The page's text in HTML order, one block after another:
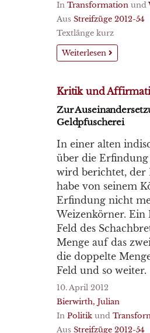
In Transformation und
Aus Streifzüge 2012-54
Textlänge kurz
Weiterlesen
Kritik und
Zur
Geldpfuscherei
In einer alten
über die Erfindung
wird berichtet, der
habe von seinem
Erfindung nicht
Weizenkörner. Ein
Feld des
Menge auf das
die doppelte
Feld und so weiter.
10. April 2012
Bierwirth, Julian
In Politik und
Aus Streifzüge 2012-54